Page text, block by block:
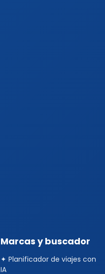
Marcas y buscador
✦ Planificador de viajes con
IA